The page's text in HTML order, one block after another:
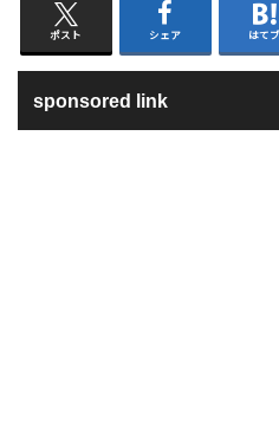
ポスト シェア はてブ
sponsored link